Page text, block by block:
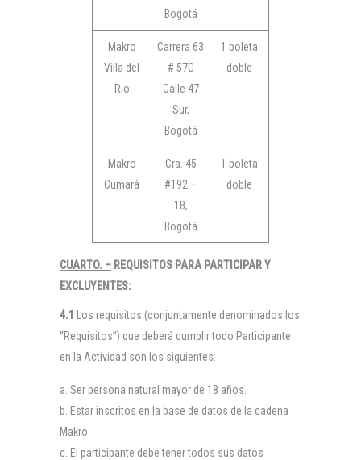
Bogotá
Makro
Villa del
Rio
Carrera 63
# 57G
Calle 47
Sur,
Bogotá
1 boleta
doble
Makro
Cumará
Cra. 45
#192 –
18,
Bogotá
1 boleta
doble
CUARTO. – REQUISITOS PARA PARTICIPAR Y
EXCLUYENTES:
4.1
Los requisitos (conjuntamente denominados los
“Requisitos”) que deberá cumplir todo Participante
en la Actividad son los siguientes:
Ser persona natural mayor de 18 años.
Estar inscritos en la base de datos de la cadena
Makro.
El participante debe tener todos sus datos